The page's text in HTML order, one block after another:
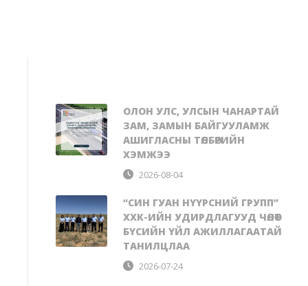
ОЛОН УЛС, УЛСЫН ЧАНАРТАЙ
ЗАМ, ЗАМЫН БАЙГУУЛАМЖ
АШИГЛАСНЫ ТӨЛБӨРИЙН
ХЭМЖЭЭ
2026-08-04
“СИН ГУАН НҮҮРСНИЙ ГРУПП”
ХХК-ИЙН УДИРДЛАГУУД ЧӨЛӨӨТ
БҮСИЙН ҮЙЛ АЖИЛЛАГААТАЙ
ТАНИЛЦЛАА
2026-07-24